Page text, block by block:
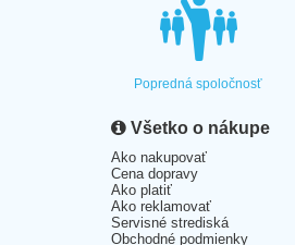
Popredná spoločnosť
Všetko o nákupe
Ako nakupovať
Cena dopravy
Ako platiť
Ako reklamovať
Servisné strediská
Obchodné podmienky